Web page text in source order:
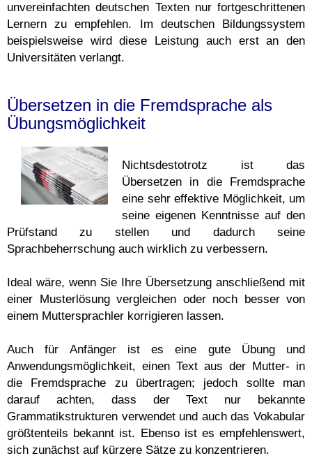
unvereinfachten deutschen Texten nur fortgeschrittenen
Lernern zu empfehlen. Im deutschen Bildungssystem
beispielsweise wird diese Leistung auch erst an den
Universitäten verlangt.
Übersetzen in die Fremdsprache als
Übungsmöglichkeit
Nichtsdestotrotz ist das
Übersetzen in die Fremdsprache
eine sehr effektive Möglichkeit, um
seine eigenen Kenntnisse auf den
Prüfstand zu stellen und dadurch seine
Sprachbeherrschung auch wirklich zu verbessern.
Ideal wäre, wenn Sie Ihre Übersetzung anschließend mit
einer Musterlösung vergleichen oder noch besser von
einem Muttersprachler korrigieren lassen.
Auch für Anfänger ist es eine gute Übung und
Anwendungsmöglichkeit, einen Text aus der Mutter- in
die Fremdsprache zu übertragen; jedoch sollte man
darauf achten, dass der Text nur bekannte
Grammatikstrukturen verwendet und auch das Vokabular
größtenteils bekannt ist. Ebenso ist es empfehlenswert,
sich zunächst auf kürzere Sätze zu konzentrieren.